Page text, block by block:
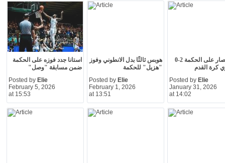
استانا جدد فوزه على الحكمة
ضمن مسابقة "وصل"
Posted by Elie
February 5, 2026
at 15:53
هوبس ثالثًا بدل الانطوني وفوز
"هزيل" للحكمة
Posted by Elie
February 1, 2026
at 13:51
فوز الانصار على الحكمة 2-0
كرة القدم
Posted by Elie
January 31, 2026
at 14:02